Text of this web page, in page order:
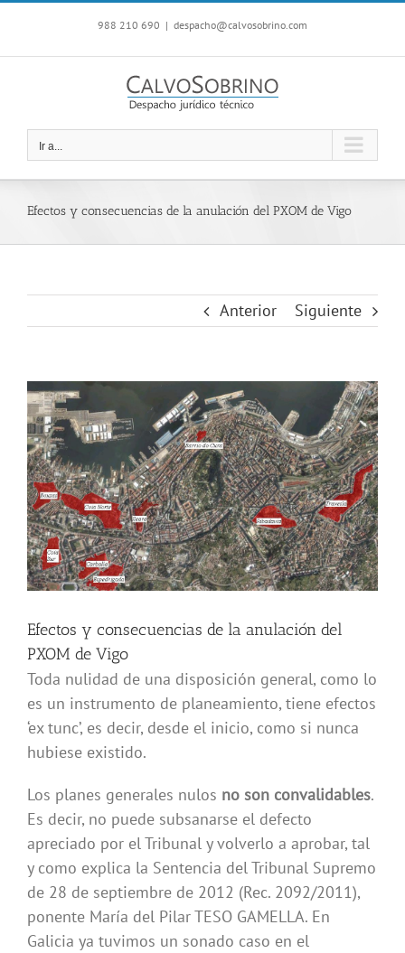
contenido
988 210 690 | despacho@calvosobrino.com
Ir a...
Efectos y consecuencias de la anulación del PXOM de Vigo
Anterior Siguiente
Ver
imagen
más
grande
Efectos y consecuencias de la anulación del
PXOM de Vigo
Toda nulidad de una disposición general, como lo
es un instrumento de planeamiento, tiene efectos
‘ex tunc’, es decir, desde el inicio, como si nunca
hubiese existido.
Los planes generales nulos no son convalidables.
Es decir, no puede subsanarse el defecto
apreciado por el Tribunal y volverlo a aprobar, tal
y como explica la Sentencia del Tribunal Supremo
de 28 de septiembre de 2012 (Rec. 2092/2011),
ponente María del Pilar TESO GAMELLA. En
Galicia ya tuvimos un sonado caso en el